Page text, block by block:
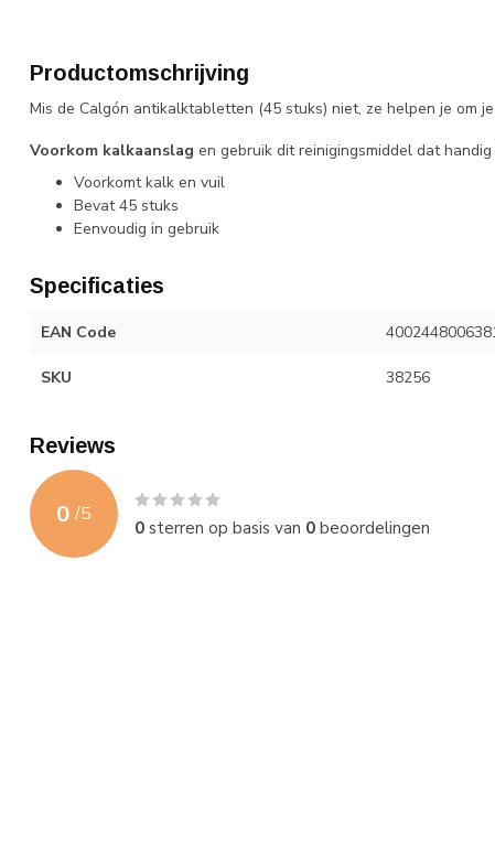
Productomschrijving
Mis de Calgón antikalktabletten (45 stuks) niet, ze helpen je om
Voorkom kalkaanslag en gebruik dit reinigingsmiddel dat
Voorkomt kalk en vuil
Bevat 45 stuks
Eenvoudig in gebruik
Specificaties
EAN Code
SKU 38256
Reviews
0 /5
0sterren op basis van 0beoordelingen